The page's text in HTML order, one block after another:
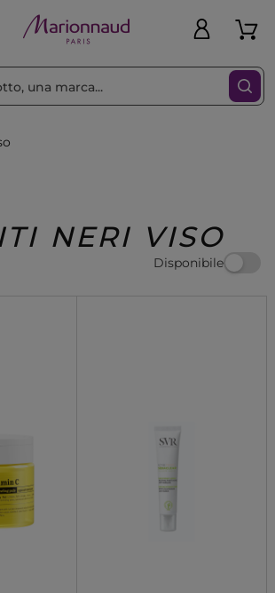
Profumi
Regalo
NERI VISO
Disponibile
Filtra